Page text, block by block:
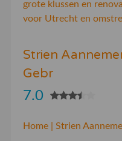
grote klussen en
voor Utrecht en
Strien
Gebr
7.0
Home | Strien